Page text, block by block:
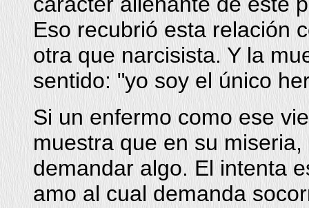
Eso recubrió esta relación
otra que narcisista. Y la
sentido: "yo soy el único
Si un enfermo como ese
muestra que en su
demandar algo. El intenta
amo al cual demanda